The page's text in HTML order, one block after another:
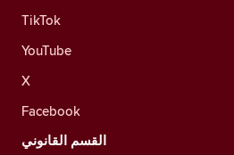
TikTok
YouTube
X
Facebook
القسم القانوني